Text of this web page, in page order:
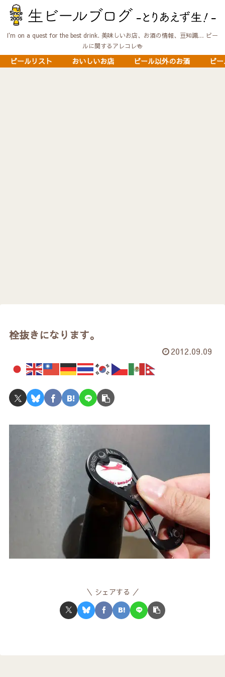
I'm on a quest for the best drink. 美味しいお店、お酒の情報、豆知識… ビー
ルに関するアレコレ🍻
ビールリスト おいしいお店 ビール以外のお酒 ビ
栓抜きになります。
2012.09.09
シェアする